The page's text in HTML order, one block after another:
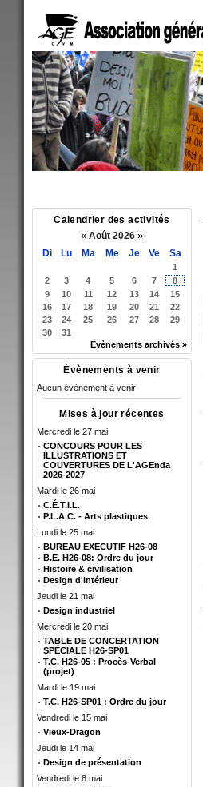
Calendrier des activités
« Août 2026 »
Di Lu Ma Me Je Ve Sa
1
2
3 4 5 6 7
8
9
10 11 12 13 14
15
16
17 18 19 20 21
22
23
24 25 26 27 28
29
30
31
Évènements archivés »
Évènements à venir
Aucun évènement à venir
Mises à jour récentes
Mercredi le 27 mai
CONCOURS POUR LES
ILLUSTRATIONS ET
COUVERTURES DE L'AGEnda
2026-2027
Mardi le 26 mai
C.É.T.I.L.
P.L.A.C. - Arts plastiques
Lundi le 25 mai
BUREAU EXECUTIF H26-08
B.E. H26-08: Ordre du jour
Histoire & civilisation
Design d'intérieur
Jeudi le 21 mai
Design industriel
Mercredi le 20 mai
TABLE DE CONCERTATION
SPÉCIALE H26-SP01
T.C. H26-05 : Procès-Verbal
(projet)
Mardi le 19 mai
T.C. H26-SP01 : Ordre du jour
Vendredi le 15 mai
Vieux-Dragon
Jeudi le 14 mai
Design de présentation
Vendredi le 8 mai